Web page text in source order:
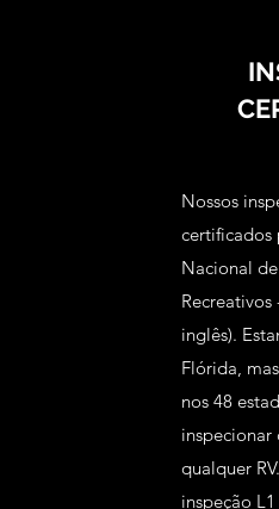
Nossos
certificados
Nacional
Recreativos
inglês).
Flórida,
nos 48
qualquer
inspeção